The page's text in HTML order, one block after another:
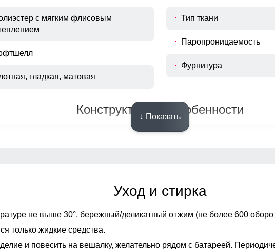
с мягким флисовым
гладкая, матовая
Тип ткани
Паропроницаемость
Фурнитура
Конструктивные особенности
лейбл, влагозащитные
декоративная строчка, ремень,
Вид застежки
↓ Показать
Уход и стирка
не выше 30°, бережный/деликатный отжим (не более 600
только жидкие средства.
и повесить на вешалку, желательно рядом с батареей.